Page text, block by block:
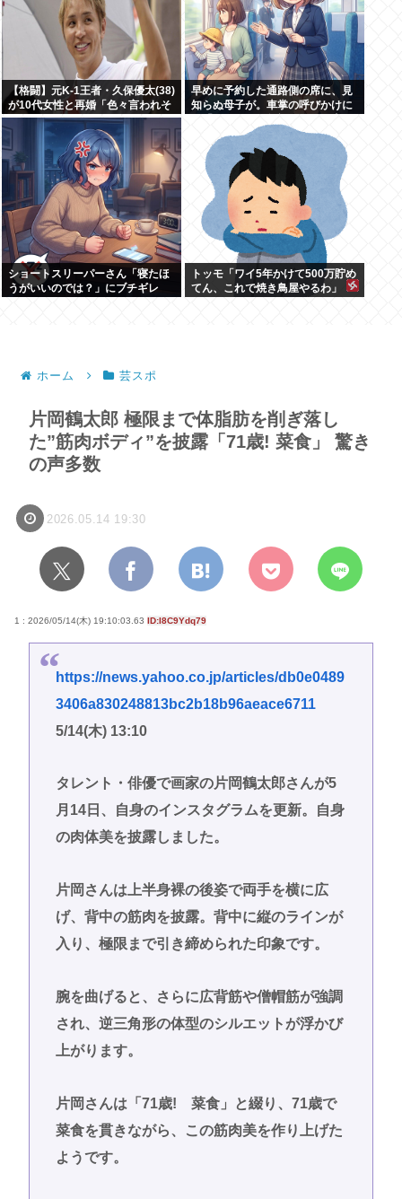
【格闘】元K-1王者・久保優太(38)
が10代女性と再婚「色々言われそ
うですが…」
早めに予約した通路側の席に、見
知らぬ母子が。車掌の呼びかけに
れました。無理やり奪われた席
は、結局“やったもん勝ち”にな
っ...
ショートスリーパーさん「寝たほ
うがいいのでは？」にブチギレ
トッモ「ワイ5年かけて500万貯め
てん、これで焼き鳥屋やるわ」
ホーム 芸スポ
片岡鶴太郎 極限まで体脂肪を削ぎ落し
た”筋肉ボディ”を披露「71歳! 菜食」 驚き
の声多数
2026.05.14 19:30
1 : 2026/05/14(木) 19:10:03.63 ID:I8C9Ydq79
https://news.yahoo.co.jp/articles/db0e0489
3406a830248813bc2b18b96aeace6711
5/14(木) 13:10
タレント・俳優で画家の片岡鶴太郎さんが5
月14日、自身のインスタグラムを更新。自身
の肉体美を披露しました。
片岡さんは上半身裸の後姿で両手を横に広
げ、背中の筋肉を披露。背中に縦のラインが
入り、極限まで引き締められた印象です。
腕を曲げると、さらに広背筋や僧帽筋が強調
され、逆三角形の体型のシルエットが浮かび
上がります。
片岡さんは「71歳! 菜食」と綴り、71歳で
菜食を貫きながら、この筋肉美を作り上げた
ようです。